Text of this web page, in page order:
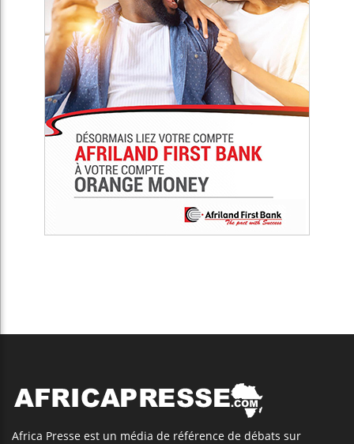
Africa Presse est un média de référence de débats sur